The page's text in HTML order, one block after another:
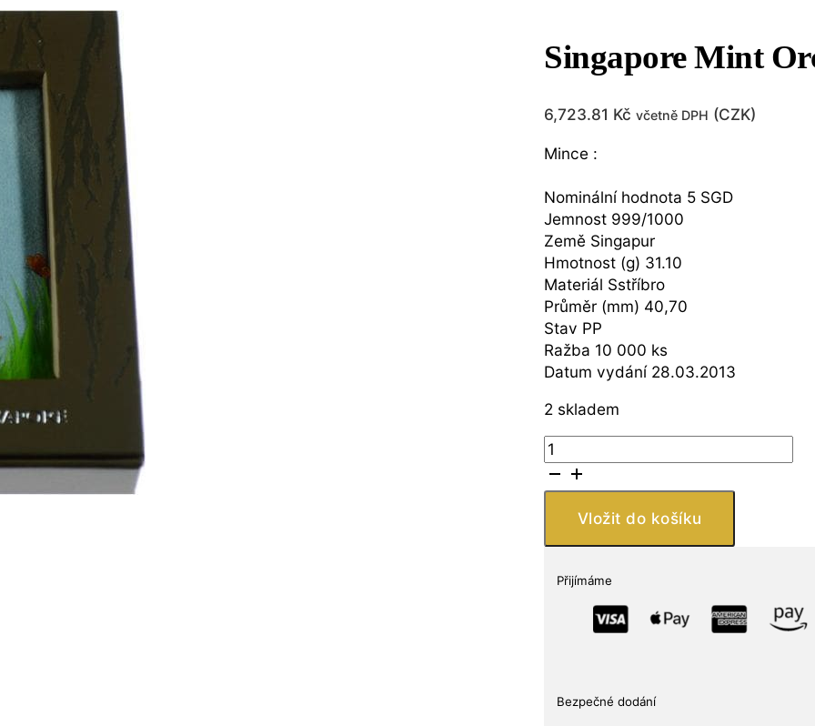
Singapore Mint
6,723.81 Kč včetně DPH (CZK)
Mince :
Nominální hodnota 5 SGD
Jemnost 999/1000
Země Singapur
Hmotnost (g) 31.10
Materiál Sstříbro
Průměr (mm) 40,70
Stav PP
Ražba 10 000 ks
Datum vydání 28.03.2013
2 skladem
Singapore
Mint
Orchidej:
Dendrobium
oz
Vložit do košíku
Přijímáme
Bezpečné dodání